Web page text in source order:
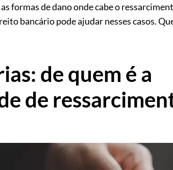
formas de dano onde cabe o
bancário pode ajudar nesses casos.
de quem é a
de